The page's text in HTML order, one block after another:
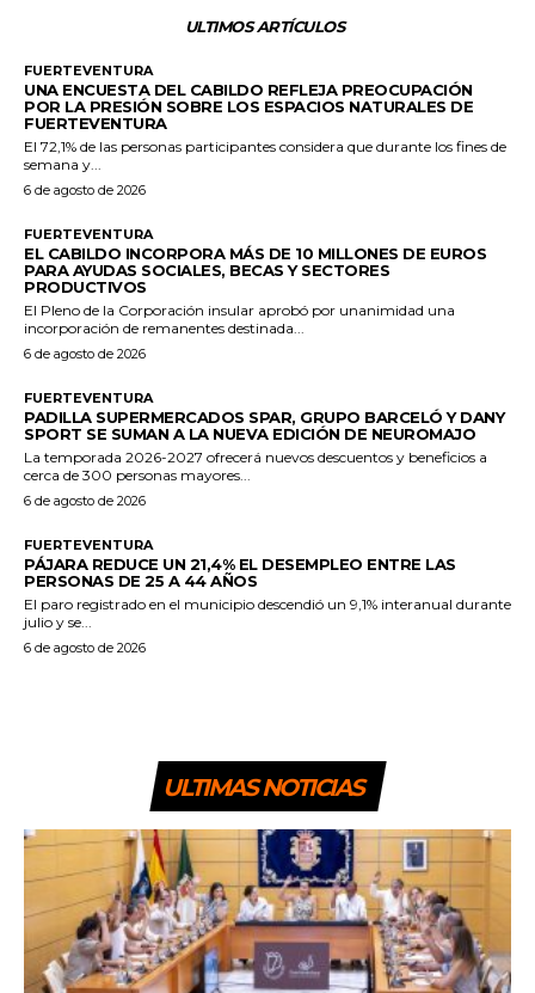
ULTIMOS ARTÍCULOS
FUERTEVENTURA
UNA ENCUESTA DEL CABILDO REFLEJA PREOCUPACIÓN
POR LA PRESIÓN SOBRE LOS ESPACIOS NATURALES DE
FUERTEVENTURA
El 72,1% de las personas participantes considera que durante los fines de
semana y...
6 de agosto de 2026
FUERTEVENTURA
EL CABILDO INCORPORA MÁS DE 10 MILLONES DE EUROS
PARA AYUDAS SOCIALES, BECAS Y SECTORES
PRODUCTIVOS
El Pleno de la Corporación insular aprobó por unanimidad una
incorporación de remanentes destinada...
6 de agosto de 2026
FUERTEVENTURA
PADILLA SUPERMERCADOS SPAR, GRUPO BARCELÓ Y DANY
SPORT SE SUMAN A LA NUEVA EDICIÓN DE NEUROMAJO
La temporada 2026-2027 ofrecerá nuevos descuentos y beneficios a
cerca de 300 personas mayores...
6 de agosto de 2026
FUERTEVENTURA
PÁJARA REDUCE UN 21,4% EL DESEMPLEO ENTRE LAS
PERSONAS DE 25 A 44 AÑOS
El paro registrado en el municipio descendió un 9,1% interanual durante
julio y se...
6 de agosto de 2026
ULTIMAS NOTICIAS